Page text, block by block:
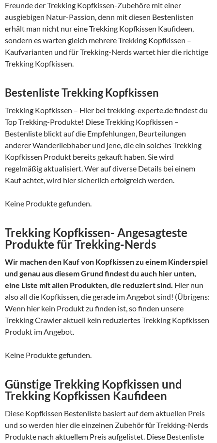
Freunde der Trekking Kopfkissen-Zubehöre mit einer
ausgiebigen Natur-Passion, denn mit diesen Bestenlisten
erhält man nicht nur eine Trekking Kopfkissen Kaufideen,
sondern es warten gleich mehrere Trekking Kopfkissen –
Kaufvarianten und für Trekking-Nerds wartet hier die richtige
Trekking Kopfkissen.
Bestenliste Trekking Kopfkissen
Trekking Kopfkissen – Hier bei trekking-experte.de findest du
Top Trekking-Produkte! Diese Trekking Kopfkissen –
Bestenliste blickt auf die Empfehlungen, Beurteilungen
anderer Wanderliebhaber und jene, die ein solches Trekking
Kopfkissen Produkt bereits gekauft haben. Sie wird
regelmäßig aktualisiert. Wer auf diverse Details bei einem
Kauf achtet, wird hier sicherlich erfolgreich werden.
Keine Produkte gefunden.
Trekking Kopfkissen- Angesagteste
Produkte für Trekking-Nerds
Wir machen den Kauf von Kopfkissen zu einem Kinderspiel
und genau aus diesem Grund findest du auch hier unten,
eine Liste mit allen Produkten, die reduziert sind. Hier nun
also all die Kopfkissen, die gerade im Angebot sind! (Übrigens:
Wenn hier kein Produkt zu finden ist, so finden unsere
Trekking Crawler aktuell kein reduziertes Trekking Kopfkissen
Produkt im Angebot.
Keine Produkte gefunden.
Günstige Trekking Kopfkissen und
Trekking Kopfkissen Kaufideen
Diese Kopfkissen Bestenliste basiert auf dem aktuellen Preis
und so werden hier die einzelnen Zubehör für Trekking-Nerds
Produkte nach aktuellem Preis aufgelistet. Diese Bestenliste